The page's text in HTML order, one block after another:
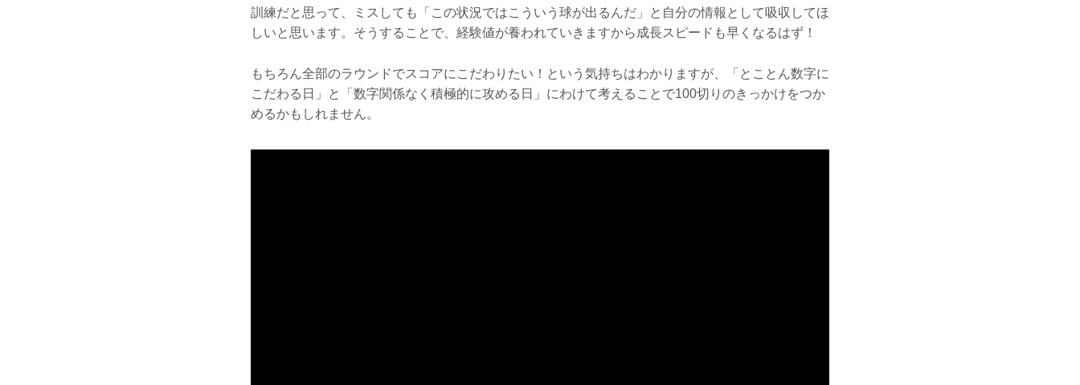
訓練だと思って、ミスしても「この状況ではこういう球が出るんだ」と自分の情報として吸収してほ
しいと思います。そうすることで、経験値が養われていきますから成長スピードも早くなるはず！
もちろん全部のラウンドでスコアにこだわりたい！という気持ちはわかりますが、「とことん数字に
こだわる日」と「数字関係なく積極的に攻める日」にわけて考えることで100切りのきっかけをつか
めるかもしれません。